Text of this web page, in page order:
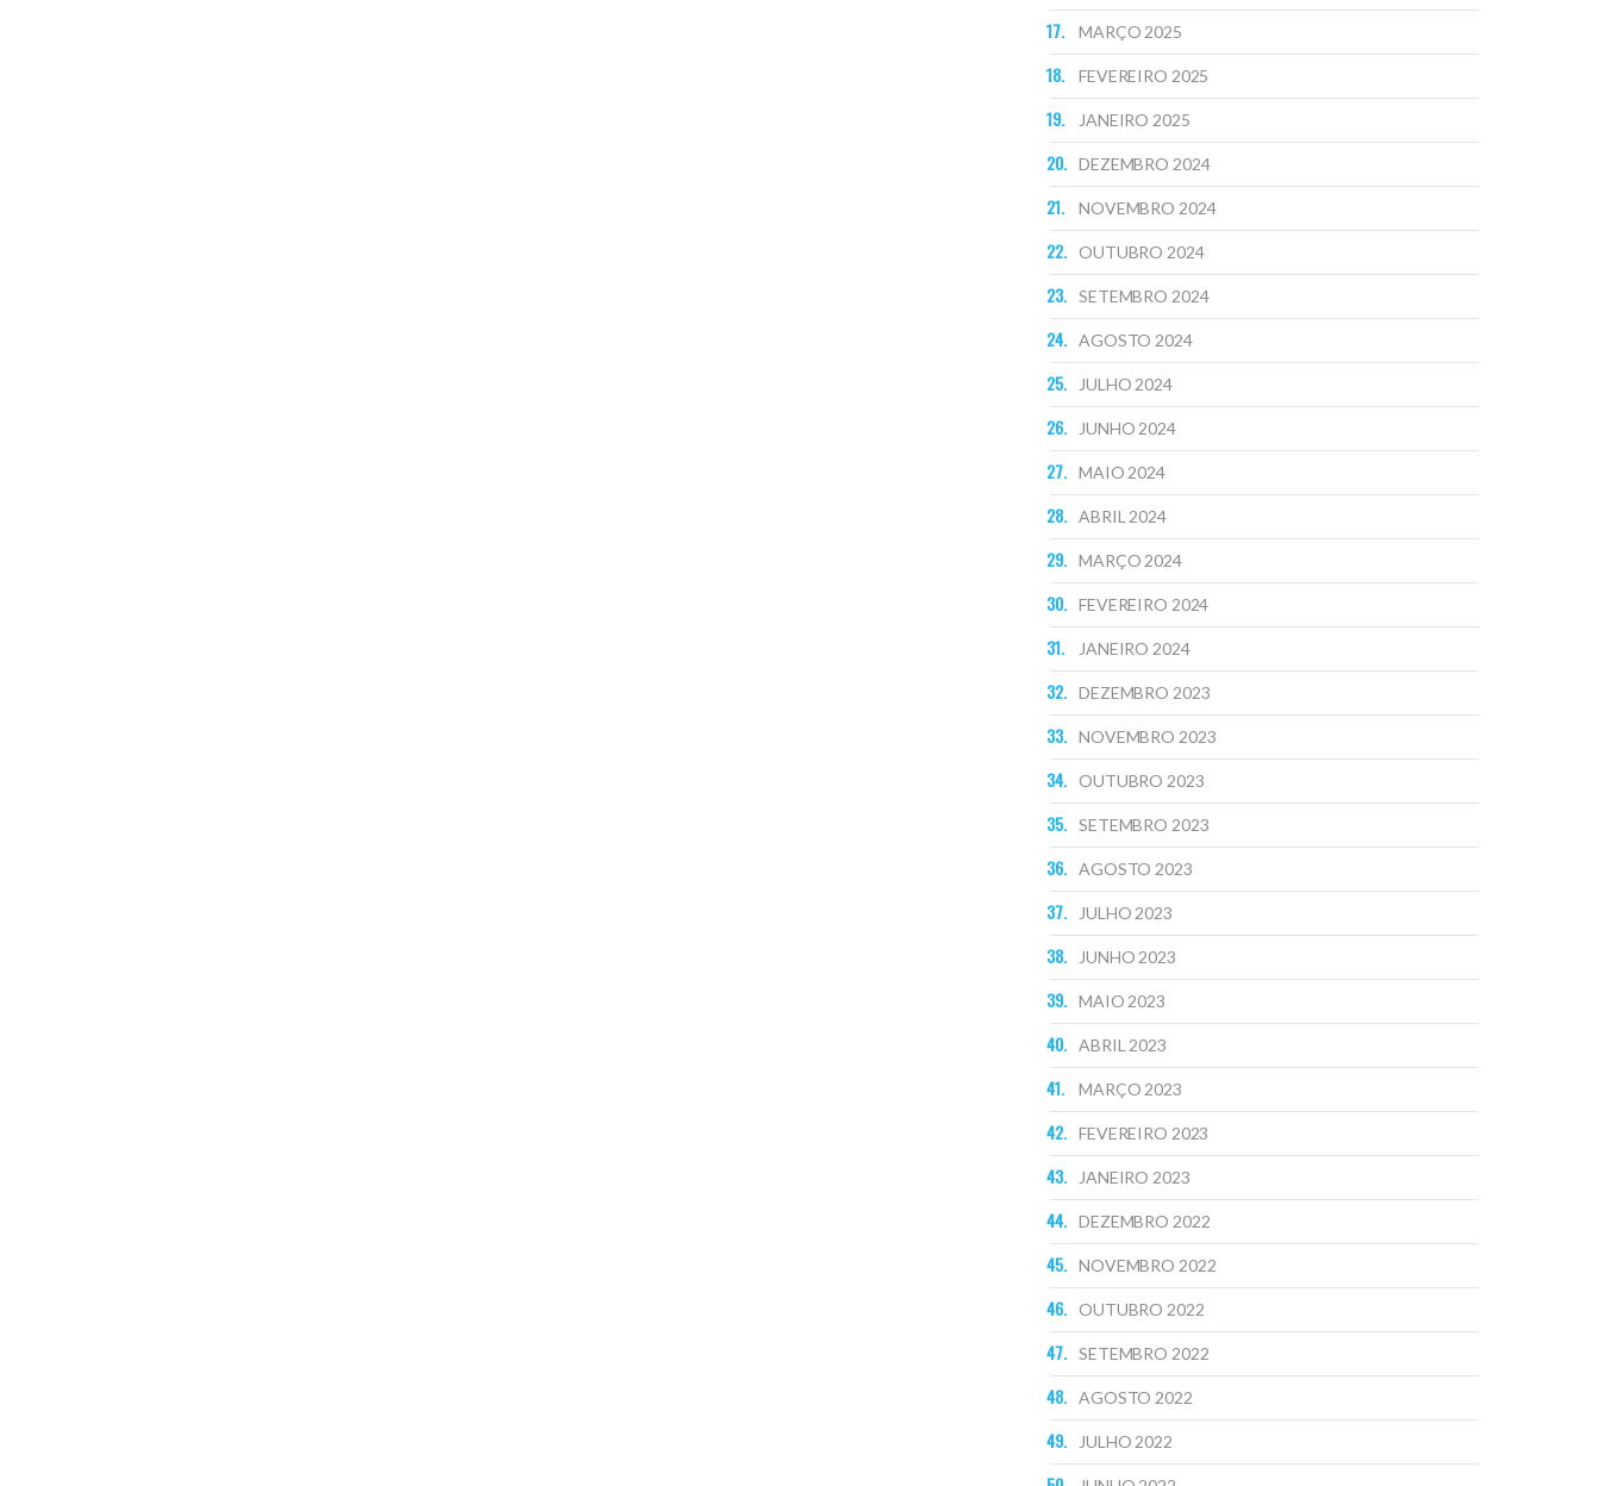
MARÇO 2025
FEVEREIRO 2025
JANEIRO 2025
DEZEMBRO 2024
NOVEMBRO 2024
OUTUBRO 2024
SETEMBRO 2024
AGOSTO 2024
JULHO 2024
JUNHO 2024
MAIO 2024
ABRIL 2024
MARÇO 2024
FEVEREIRO 2024
JANEIRO 2024
DEZEMBRO 2023
NOVEMBRO 2023
OUTUBRO 2023
SETEMBRO 2023
AGOSTO 2023
JULHO 2023
JUNHO 2023
MAIO 2023
ABRIL 2023
MARÇO 2023
FEVEREIRO 2023
JANEIRO 2023
DEZEMBRO 2022
NOVEMBRO 2022
OUTUBRO 2022
SETEMBRO 2022
AGOSTO 2022
JULHO 2022